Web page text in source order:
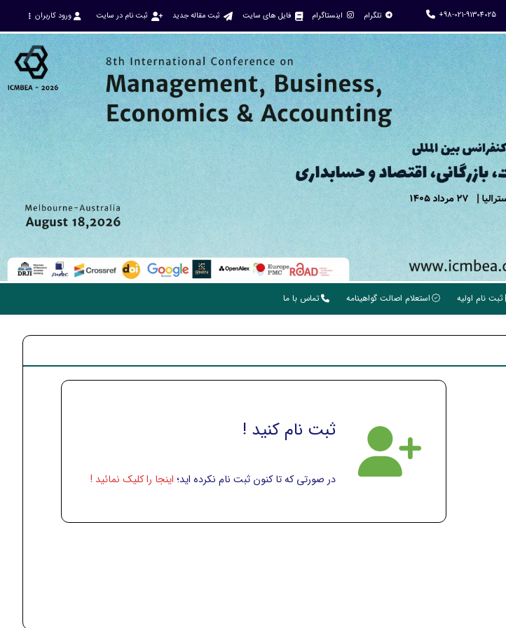
+98-021-91304025 تلگرام اینستاگرام فایل های سایت ثبت مقاله جدید ثبت نام در سایت ورود کاربران
ثبت نام اولیه استعلام اصالت گواهینامه تماس با ما
ثبت نام کنید !
در صورتی که تا کنون ثبت نام نکرده اید؛ اینجا را کلیک نمائید !